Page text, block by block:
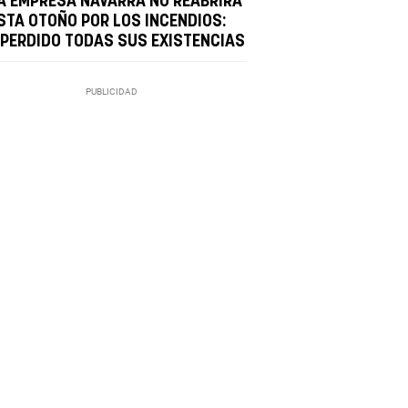
OTOÑO POR LOS INCENDIOS:
TODAS SUS EXISTENCIAS